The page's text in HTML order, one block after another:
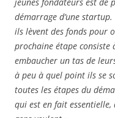
démarrage d’une
ils lèvent des fonds pour
prochaine étape
embaucher un tas de
à peu à quel point ils se
toutes les étapes du
qui est en fait essentielle,